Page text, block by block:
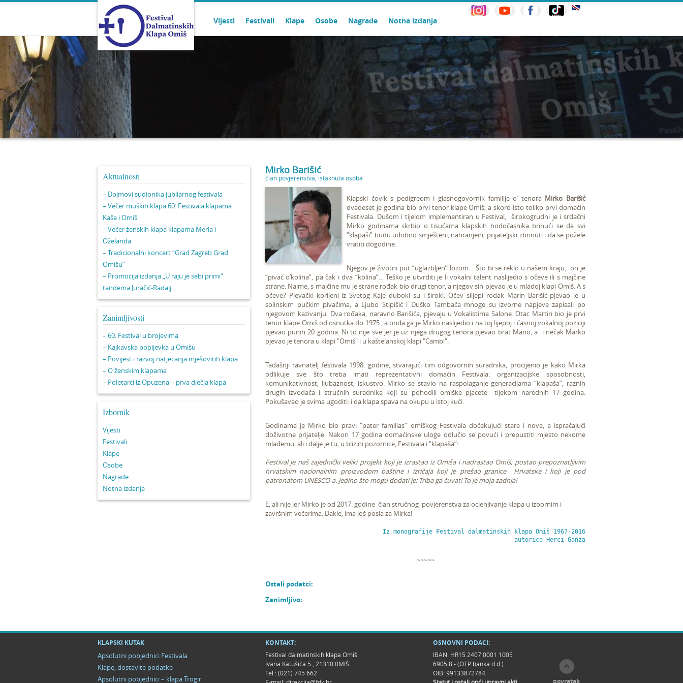
Vijesti Festivali Klape Osobe Nagrade Notna izdanja
Aktualnosti
– Dojmovi sudionika jubilarnog festivala
– Večer muških klapa 60. Festivala klapama
Kaše i Omiš
– Večer ženskih klapa klapama Merla i
Oželanda
– Tradicionalni koncert “Grad Zagreb Grad
Omišu”
– Promocija izdanja „U raju je sebi primi“
tandema Juračić-Radalj
Zanimljivosti
– 60. Festival u brojevima
– Kajkavska popijevka u Omišu
– Povijest i razvoj natjecanja mješovitih klapa
– O ženskim klapama
– Poletarci iz Opuzena – prva dječja klapa
Izbornik
Vijesti
Festivali
Klape
Osobe
Nagrade
Notna izdanja
Mirko Barišić
član povjerenstva istaknuta osoba
Klapski čovik s pedigreom i glasnogovornik familije o’ tenora Mirko Barišić
dvadeset je godina bio prvi tenor klape Omiš, a skoro isto toliko prvi domaćin
Festivala. Dušom i tijelom implementiran u Festival, širokogrudni je i srdačni
Mirko godinama skrbio o tisućama klapskih hodočasnika brinući se da svi
“klapaši” budu udobno smješteni, nahranjeni, prijateljski zbrinuti i da se požele
vratiti dogodine.
Njegov je životni put “uglazbljen” lozom… Što bi se reklo u našem kraju, on je
“pivač o’kolina”, pa čak i dva “kolina“… Teško je utvrditi je li vokalni talent naslijedio s očeve ili s majčine
strane. Naime, s majčine mu je strane rođak bio drugi tenor, a njegov sin pjevao je u mladoj klapi Omiš. A s
očeve? Pjevački korijeni iz Svetog Kaje duboki su i široki. Očev slijepi rodak Marin Barišić pjevao je u
solinskim pučkim pivačima, a Ljubo Stipišić i Duško Tambača mnoge su izvorne napjeve zapisali po
njegovom kazivanju. Dva rođaka, naravno Barišića, pjevaju u Vokalistima Salone. Otac Martin bio je prvi
tenor klape Omiš od osnutka do 1975., a onda ga je Mirko naslijedio i na toj lijepoj i časnoj vokalnoj poziciji
pjevao punih 20 godina. Ni to nije sve jer je uz njega drugog tenora pjevao brat Mario, a i nećak Marko
pjevao je tenora u klapi "Omiš" i u kaštelanskoj klapi "Cambi".
Tadašnji ravnatelj festivala 1998. godine, stvarajući tim odgovornih suradnika, procijenio je kako Mirka
odlikuje sve što treba imati reprezentativni domaćin Festivala: organizacijske sposobnosti,
komunikativnost, ljubaznost, iskustvo. Mirko se stavio na raspolaganje generacijama “klapaša”, raznih
drugih izvodača i stručnih suradnika koji su pohodili omiške pjacete tijekom narednih 17 godina.
Pokušavao je svima ugoditi: i da klapa spava na okupu u istoj kući.
Godinama je Mirko bio pravi “pater familias” omiškog Festivala dočekujući stare i nove, a ispračajući
doživotne prijatelje. Nakon 17 godina domaćinske uloge odlučio se povući i prepustiti mjesto nekome
mlađemu, ali i dalje je tu, u blizini pozornice, Festivala i “klapaša”:
Festival je naš zajednički veliki projekt koji je izrastao iz Omiša i nadrastao Omiš, postao prepoznatljivim
hrvatskim nacionalnim proizvodom baštine i izričaja koji je prešao granice Hrvatske i koji je pod
patronatom UNESCO-a. Jedino što mogu dodati je: Triba ga čuvat! To je moja zadnja!
E, ali nije jer Mirko je od 2017. godine član stručnog povjerenstva za ocjenjivanje klapa u izbornim i
završnim večerima. Dakle, ima još posla za Mirka!
Iz monografije Festival dalmatinskih klapa Omiš 1967-2016
autorice Herci Ganza
~~~~~
Ostali podatci:
Zanimljivo:
KLAPSKI KUTAK
Apsolutni pobjednici Festivala
Klape, dostavite podatke
Apsolutni pobjednici – klapa Trogir
KONTAKT:
Festival dalmatinskih klapa Omiš
Ivana Katušića 5 , 21310 0MIŠ
Tel.: (021) 745 662
OSNOVNI PODACI:
IBAN: HR15 2407 0001 1005
6905 8 - (OTP banka d.d.)
OIB: 99133872784
povratak